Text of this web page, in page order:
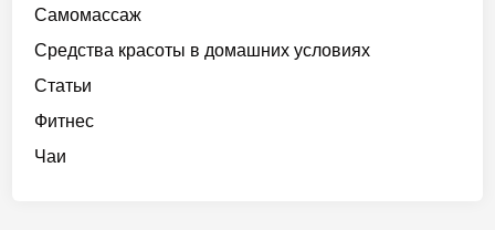
Самомассаж
Средства красоты в домашних условиях
Статьи
Фитнес
Чаи